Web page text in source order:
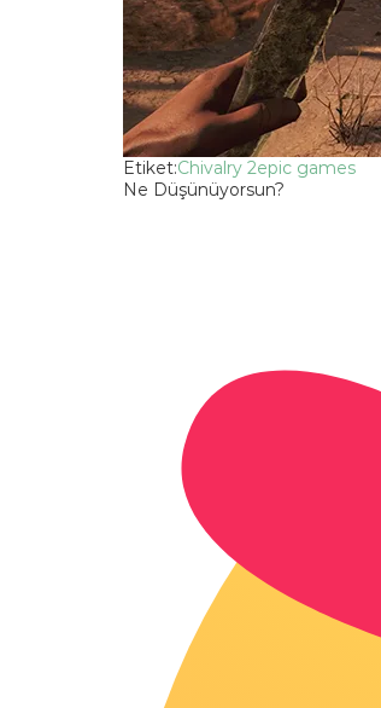
Etiket:Chivalry 2epic games
Ne Düşünüyorsun?